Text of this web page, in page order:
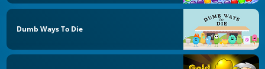
Dumb Ways To Die